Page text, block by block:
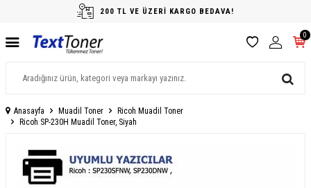
200 TL VE ÜZERİ KARGO BEDAVA!
0
Anasayfa Muadil Toner
Ricoh Muadil Toner
Ricoh SP-230H Muadil Toner, Siyah